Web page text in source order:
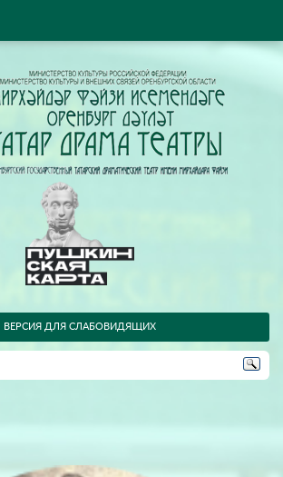
ВЕРСИЯ ДЛЯ СЛАБОВИДЯЩИХ